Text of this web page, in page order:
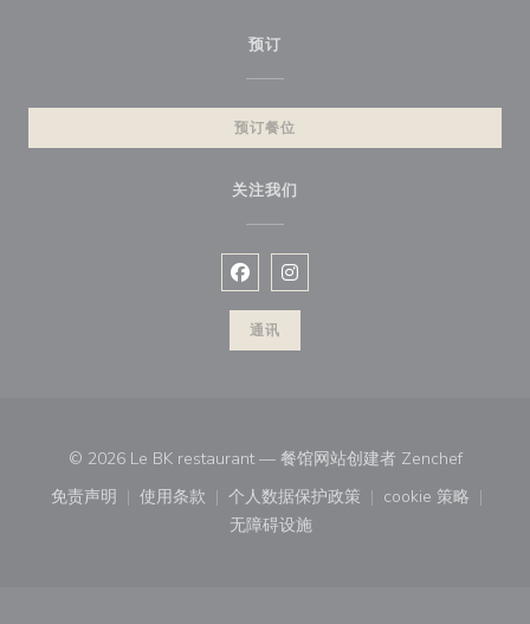
预订
预订餐位
关注我们
Facebook ((在新窗口中打开))
Instagram ((在新窗口中打开))
通讯
© 2026 Le BK restaurant — 餐馆网站创建者 Zenchef((在新窗
免责声明
((在新窗口中打开))
使用条款
((在新窗口中打开))
个人数据保护政策
((在新窗口中打开))
cookie 策略
((在新窗口
无障碍设施
((在新窗口中打开))